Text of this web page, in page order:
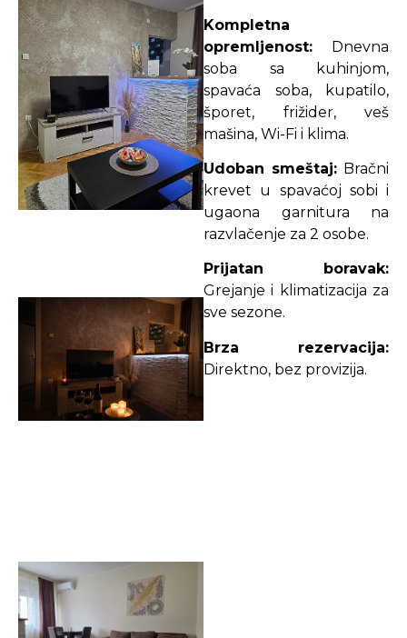
Kompletna
opremljenost: Dnevna
soba sa kuhinjom,
spavaća soba, kupatilo,
šporet, frižider, veš
mašina, Wi-Fi i klima.
Udoban smeštaj: Bračni
krevet u spavaćoj sobi i
ugaona garnitura na
razvlačenje za 2 osobe.
Prijatan boravak:
Grejanje i klimatizacija za
sve sezone.
Brza rezervacija:
Direktno, bez provizija.